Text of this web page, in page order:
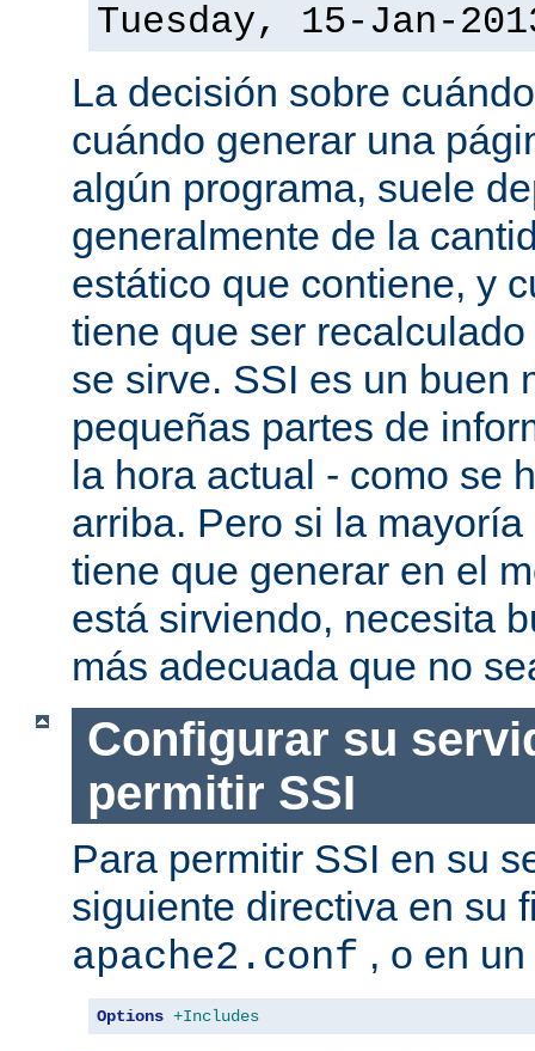
Tuesday, 15-Jan-
La decisión sobre
cuándo generar una
algún programa, suele
generalmente de la
estático que contiene, y
tiene que ser
se sirve. SSI es un buen
pequeñas partes de
la hora actual - como se
arriba. Pero si la
tiene que generar en el
está sirviendo, necesita
más adecuada que no
Configurar su
permitir SSI
Para permitir SSI en su
siguiente directiva en su
apache2.conf , o en
Options +Includes